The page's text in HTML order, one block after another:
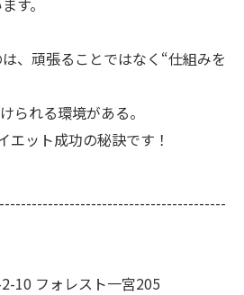
、頑張ることではなく“仕組みを
られる環境がある。
エット成功の秘訣です！
10 フォレスト一宮205